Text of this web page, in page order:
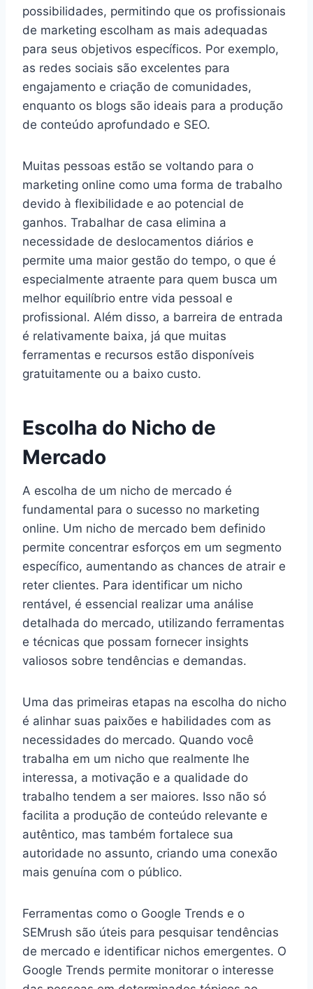
possibilidades, permitindo que os profissionais
de marketing escolham as mais adequadas
para seus objetivos específicos. Por exemplo,
as redes sociais são excelentes para
engajamento e criação de comunidades,
enquanto os blogs são ideais para a produção
de conteúdo aprofundado e SEO.
Muitas pessoas estão se voltando para o
marketing online como uma forma de trabalho
devido à flexibilidade e ao potencial de
ganhos. Trabalhar de casa elimina a
necessidade de deslocamentos diários e
permite uma maior gestão do tempo, o que é
especialmente atraente para quem busca um
melhor equilíbrio entre vida pessoal e
profissional. Além disso, a barreira de entrada
é relativamente baixa, já que muitas
ferramentas e recursos estão disponíveis
gratuitamente ou a baixo custo.
Escolha do Nicho de
Mercado
A escolha de um nicho de mercado é
fundamental para o sucesso no marketing
online. Um nicho de mercado bem definido
permite concentrar esforços em um segmento
específico, aumentando as chances de atrair e
reter clientes. Para identificar um nicho
rentável, é essencial realizar uma análise
detalhada do mercado, utilizando ferramentas
e técnicas que possam fornecer insights
valiosos sobre tendências e demandas.
Uma das primeiras etapas na escolha do nicho
é alinhar suas paixões e habilidades com as
necessidades do mercado. Quando você
trabalha em um nicho que realmente lhe
interessa, a motivação e a qualidade do
trabalho tendem a ser maiores. Isso não só
facilita a produção de conteúdo relevante e
autêntico, mas também fortalece sua
autoridade no assunto, criando uma conexão
mais genuína com o público.
Ferramentas como o Google Trends e o
SEMrush são úteis para pesquisar tendências
de mercado e identificar nichos emergentes. O
Google Trends permite monitorar o interesse